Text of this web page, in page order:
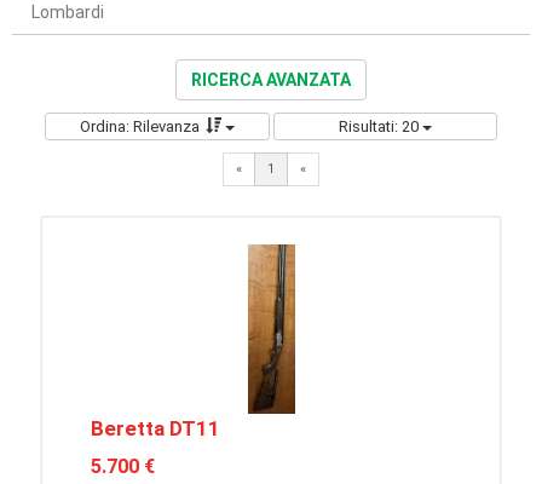
Lombardi
RICERCA AVANZATA
Ordina: Rilevanza Risultati: 20
« 1 «
Beretta DT11
5.700 €